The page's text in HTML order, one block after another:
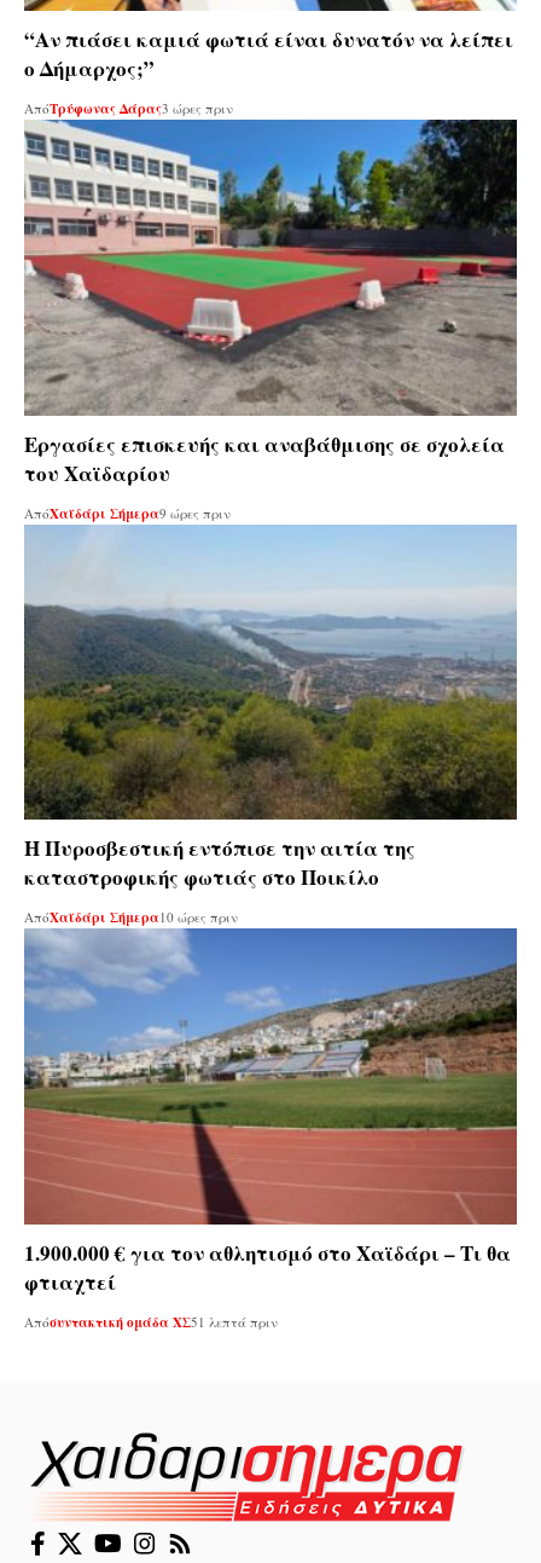
“Αν πιάσει καμιά φωτιά είναι δυνατόν να λείπει
ο Δήμαρχος;”
ΑπόΤρύφωνας Δάρας3 ώρες πριν
Εργασίες επισκευής και αναβάθμισης σε σχολεία
του Χαϊδαρίου
ΑπόΧαϊδάρι Σήμερα9 ώρες πριν
Η Πυροσβεστική εντόπισε την αιτία της
καταστροφικής φωτιάς στο Ποικίλο
ΑπόΧαϊδάρι Σήμερα10 ώρες πριν
1.900.000 € για τον αθλητισμό στο Χαϊδάρι – Τι θα
φτιαχτεί
Απόσυντακτική ομάδα ΧΣ51 λεπτά πριν